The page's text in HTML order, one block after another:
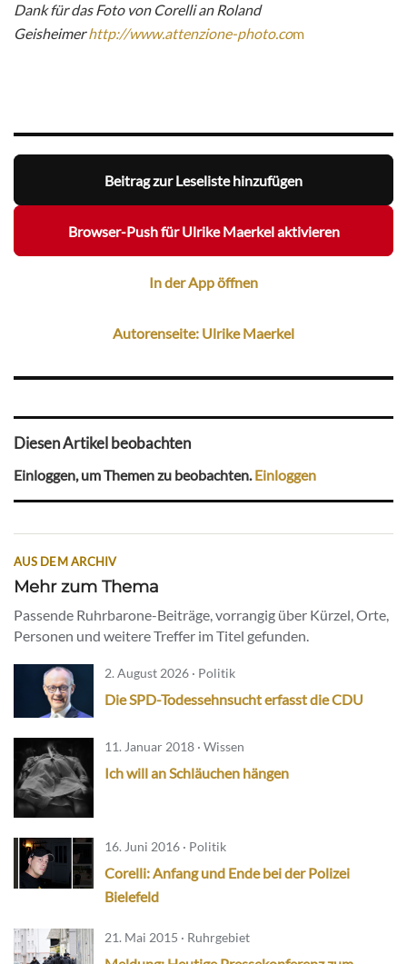
Dank für das Foto von Corelli an Roland
Geisheimerhttp://www.attenzione-photo.com
Beitrag zur Leseliste hinzufügen
Browser-Push für Ulrike Maerkel aktivieren
In der App öffnen
Autorenseite: Ulrike Maerkel
Diesen Artikel beobachten
Einloggen, um Themen zu beobachten.Einloggen
AUS DEM ARCHIV
Mehr zum Thema
Passende Ruhrbarone-Beiträge, vorrangig über Kürzel, Orte,
Personen und weitere Treffer im Titel gefunden.
2. August 2026 · Politik
Die SPD-Todessehnsucht erfasst die CDU
11. Januar 2018 · Wissen
Ich will an Schläuchen hängen
16. Juni 2016 · Politik
Corelli: Anfang und Ende bei der Polizei
Bielefeld
21. Mai 2015 · Ruhrgebiet